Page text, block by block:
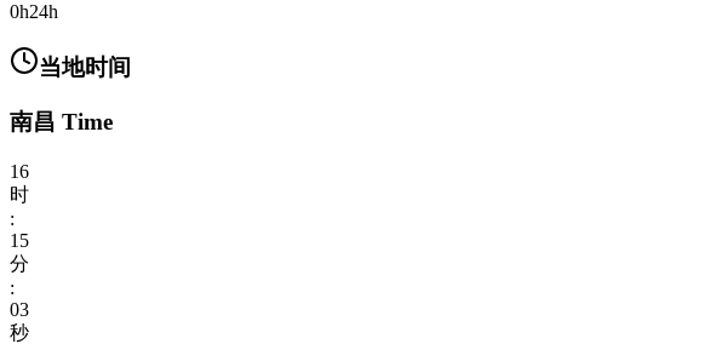
0h24h
当地时间
南昌 Time
16
时
:
15
分
:
04
秒